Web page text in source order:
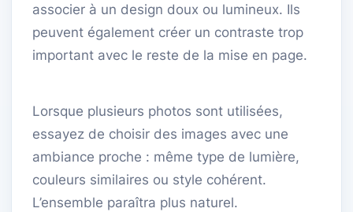
associer à un design doux ou lumineux. Ils
peuvent également créer un contraste trop
important avec le reste de la mise en page.
Lorsque plusieurs photos sont utilisées,
essayez de choisir des images avec une
ambiance proche : même type de lumière,
couleurs similaires ou style cohérent.
L’ensemble paraîtra plus naturel.